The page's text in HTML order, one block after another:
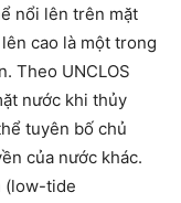
nổi lên trên mặt
cao là một trong
Theo UNCLOS
nước khi thủy
tuyên bố chủ
của nước khác.
(low-tide